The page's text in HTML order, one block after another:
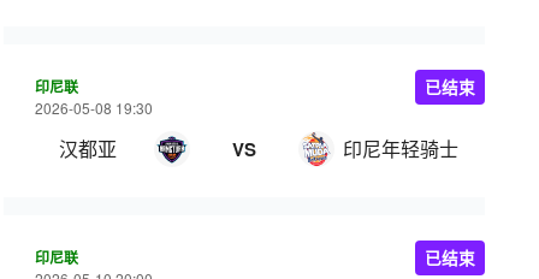
印尼联
2026-05-08 19:30
汉都亚 VS 印尼年轻骑士
已结束
印尼联 已结束